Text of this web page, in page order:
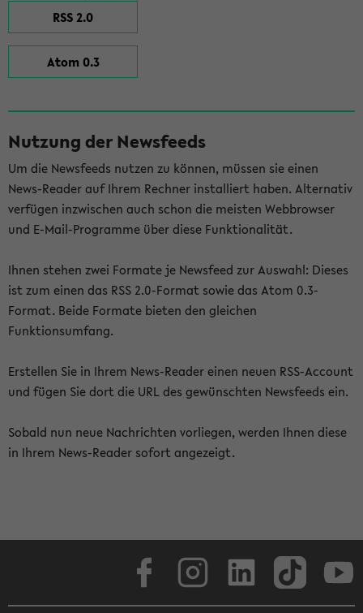
RSS 2.0
Atom 0.3
Nutzung der Newsfeeds
Um die Newsfeeds nutzen zu können, müssen sie einen
News-Reader auf Ihrem Rechner installiert haben. Alternativ
verfügen inzwischen auch schon die meisten Webbrowser
und E-Mail-Programme über diese Funktionalität.
Ihnen stehen zwei Formate je Newsfeed zur Auswahl: Dieses
ist zum einen das RSS 2.0-Format sowie das Atom 0.3-
Format. Beide Formate bieten den gleichen
Funktionsumfang.
Erstellen Sie in Ihrem News-Reader einen neuen RSS-Account
und fügen Sie dort die URL des gewünschten Newsfeeds ein.
Sobald nun neue Nachrichten vorliegen, werden Ihnen diese
in Ihrem News-Reader sofort angezeigt.